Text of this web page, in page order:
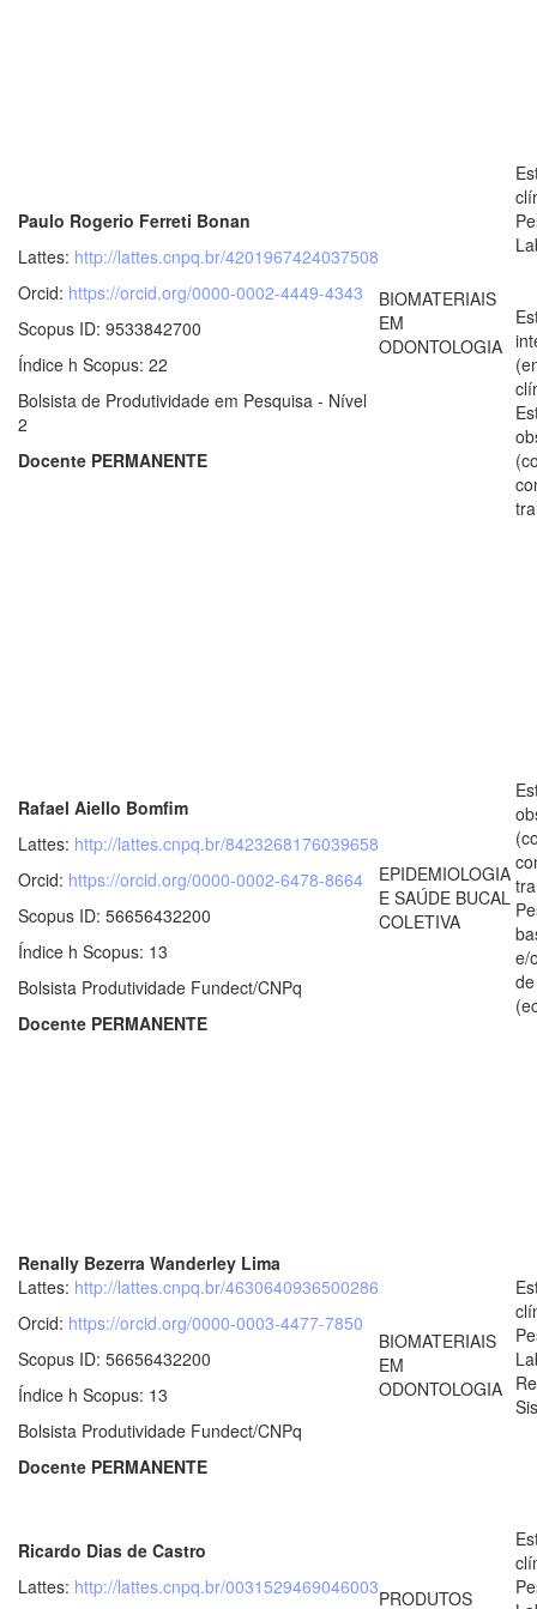
Paulo Rogerio Ferreti Bonan
Lattes: http://lattes.cnpq.br/4201967424037508
Orcid: https://orcid.org/0000-0002-4449-4343
Scopus ID: 9533842700
Índice h Scopus: 22
Bolsista de Produtividade em Pesquisa - Nível
2
Docente PERMANENTE
BIOMATERIAIS
EM
ODONTOLOGIA
Rafael Aiello Bomfim
Lattes: http://lattes.cnpq.br/8423268176039658
Orcid: https://orcid.org/0000-0002-6478-8664
Scopus ID: 56656432200
Índice h Scopus: 13
Bolsista Produtividade Fundect/CNPq
Docente PERMANENTE
EPIDEMIOLOGIA
E SAÚDE BUCAL
COLETIVA
e/
Renally Bezerra Wanderley Lima
Lattes: http://lattes.cnpq.br/4630640936500286
Orcid: https://orcid.org/0000-0003-4477-7850
Scopus ID: 56656432200
Índice h Scopus: 13
Bolsista Produtividade Fundect/CNPq
Docente PERMANENTE
BIOMATERIAIS
EM
ODONTOLOGIA
Ricardo Dias de Castro
Lattes: http://lattes.cnpq.br/0031529469046003PRODUTOS